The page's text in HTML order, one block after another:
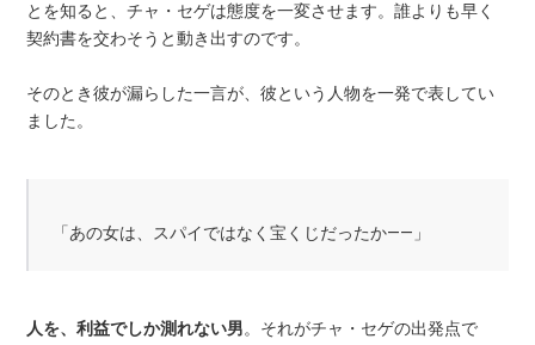
とを知ると、チャ・セゲは態度を一変させます。誰よりも早く
契約書を交わそうと動き出すのです。
そのとき彼が漏らした一言が、彼という人物を一発で表してい
ました。
「あの女は、スパイではなく宝くじだったか——」
人を、利益でしか測れない男。それがチャ・セゲの出発点で